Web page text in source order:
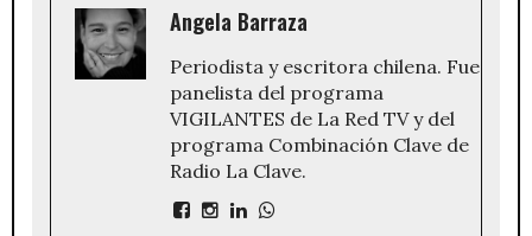
Angela Barraza
Periodista y escritora chilena. Fue
panelista del programa
VIGILANTES de La Red TV y del
programa Combinación Clave de
Radio La Clave.